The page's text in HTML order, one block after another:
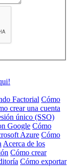
Factorial Cómo
crear una cuenta
único (SSO)
Google Cómo
Azure Cómo
Acerca de los
Cómo crear
Cómo exportar